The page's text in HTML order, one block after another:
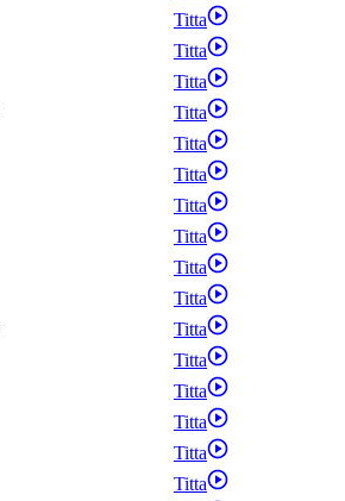
Titta
Titta
Titta
Titta
Titta
Titta
Titta
Titta
Titta
Titta
Titta
Titta
Titta
Titta
Titta
Titta